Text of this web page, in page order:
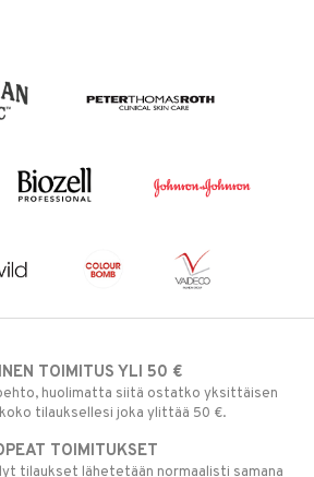
TOIMITUS YLI 50 €
huolimatta siitä ostatko yksittäisen
tilauksellesi joka ylittää 50 €.
TOIMITUKSET
tilaukset lähetetään normaalisti samana